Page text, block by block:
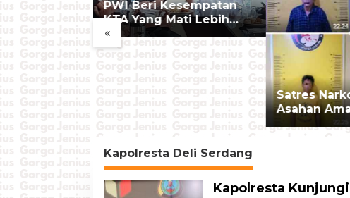
«
PWI Beri Kesempatan
KTA Yang Mati Lebih
Dari Setahun Diaktifkan
Kembali
Satres
Asahan
Pengedar
Kapolresta Deli Serdang
Kapolresta